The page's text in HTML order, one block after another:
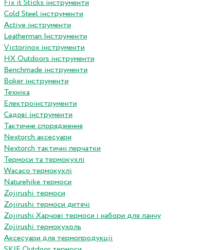
Fix it Sticks інструменти
Сold Steel інструменти
Active інструменти
Leatherman Інструменти
Victorinox інструменти
HX Outdoors інструменти
Benchmade інструменти
Boker інструменти
Техніка
Електроінструменти
Садові інструменти
Тактичне спорядження
Nextorch аксесуари
Nextorch тактичні перчатки
Термоси та термокухлі
Wacaco термокухлі
Naturehike термоси
Zojirushi термоси
Zojirushi термоси дитячі
Zojirushi Харчові термоси і набори для ланчу
Zojirushi термокухоль
Аксесуари для термопродукціі